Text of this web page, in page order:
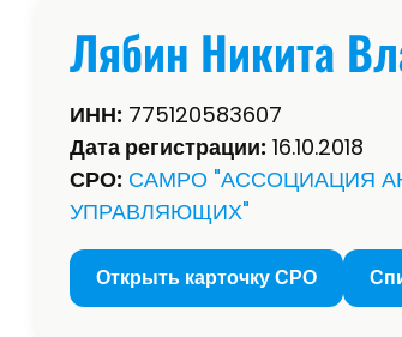
Лябин Никита
ИНН: 775120583607
Дата регистрации: 16.10.2018
СРО: САМРО "АССОЦИАЦИЯ
УПРАВЛЯЮЩИХ"
Открыть карточку СРО